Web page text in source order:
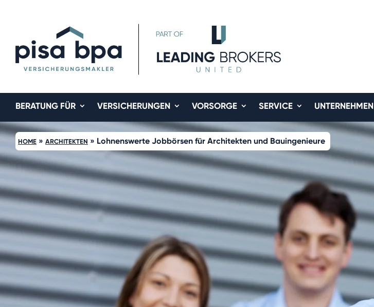
BERATUNG FÜR VERSICHERUNGEN VORSORGE SERVICE UNTERNEHMEN
HOME » ARCHITEKTEN » Lohnenswerte Jobbörsen für Architekten und Bauingenieure